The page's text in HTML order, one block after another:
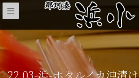
22.03-浜-ホタルイカ沖漬け